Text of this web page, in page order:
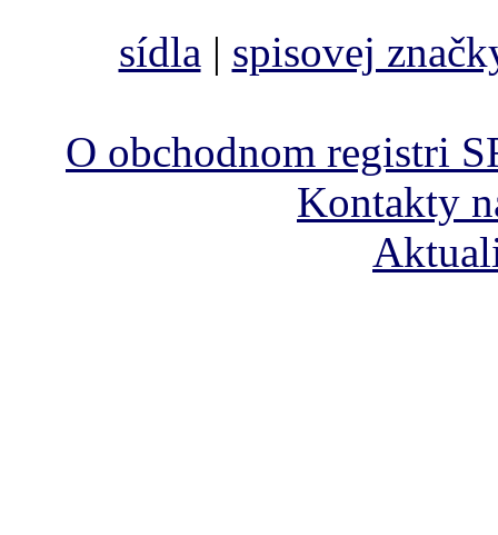
sídla | spisovej
O obchodnom registri
Kontakty